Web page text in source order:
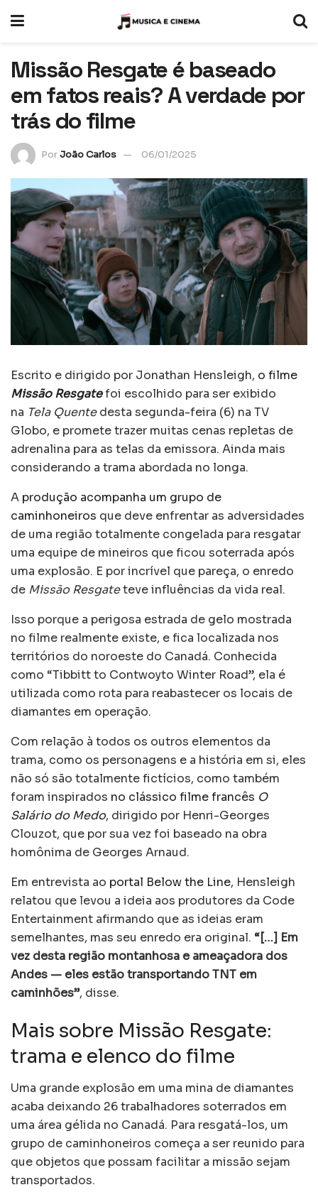
Missão Resgate é baseado
em fatos reais? A verdade por
trás do filme
PorJoão Carlos 06/01/2025
Escrito e dirigido por Jonathan Hensleigh, o filme
Missão Resgatefoi escolhido para ser exibido
na Tela Quentedesta segunda-feira (6) na TV
Globo, e promete trazer muitas cenas repletas de
adrenalina para as telas da emissora. Ainda mais
considerando a trama abordada no longa.
A produção acompanha um grupo de
caminhoneiros que deve enfrentar as adversidades
de uma região totalmente congelada para resgatar
uma equipe de mineiros que ficou soterrada após
uma explosão. E por incrível que pareça, o enredo
de Missão Resgateteve influências da vida real.
Isso porque a perigosa estrada de gelo mostrada
no filme realmente existe, e fica localizada nos
territórios do noroeste do Canadá. Conhecida
como “Tibbitt to Contwoyto Winter Road”, ela é
utilizada como rota para reabastecer os locais de
diamantes em operação.
Com relação à todos os outros elementos da
trama, como os personagens e a história em si, eles
não só são totalmente fictícios, como também
foram inspirados no clássico filme francês O
Salário do Medo, dirigido por Henri-Georges
Clouzot, que por sua vez foi baseado na obra
homônima de Georges Arnaud.
Em entrevista ao portal Below the Line, Hensleigh
relatou que levou a ideia aos produtores da Code
Entertainment afirmando que as ideias eram
semelhantes, mas seu enredo era original. “[…] Em
vez desta região montanhosa e ameaçadora dos
Andes — eles estão transportando TNT em
caminhões”, disse.
Mais sobre Missão Resgate:
trama e elenco do filme
Uma grande explosão em uma mina de diamantes
acaba deixando 26 trabalhadores soterrados em
uma área gélida no Canadá. Para resgatá-los, um
grupo de caminhoneiros começa a ser reunido para
que objetos que possam facilitar a missão sejam
transportados.